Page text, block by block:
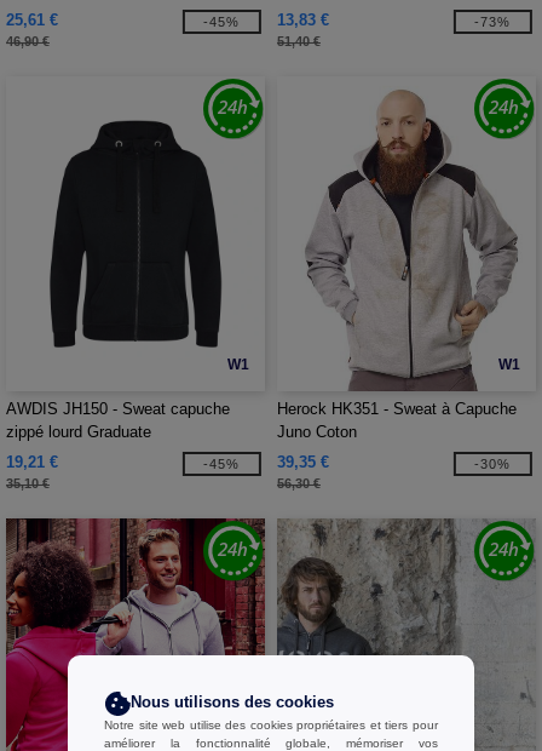
25,61 €
46,90 €
-45%
13,83 €
51,40 €
-73%
W1
AWDIS JH150 - Sweat capuche
zippé lourd Graduate
19,21 €
35,10 €
-45%
W1
Herock HK351 - Sweat à Capuche
Juno Coton
39,35 €
56,30 €
-30%
Nous utilisons des cookies
Notre site web utilise des cookies propriétaires et tiers pour
améliorer la fonctionnalité globale, mémoriser vos